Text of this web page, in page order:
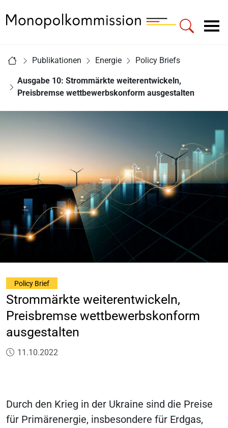
Publikationen Energie Policy Briefs
Ausgabe 10: Strommärkte weiterentwickeln,
Preisbremse wettbewerbskonform ausgestalten
Strommärkte weiterentwickeln,
Preisbremse wettbewerbskonform
ausgestalten
Veröffentlicht am:
11.10.2022
Policy Brief
Durch den Krieg in der Ukraine sind die Preise
für Primärenergie, insbesondere für Erdgas,